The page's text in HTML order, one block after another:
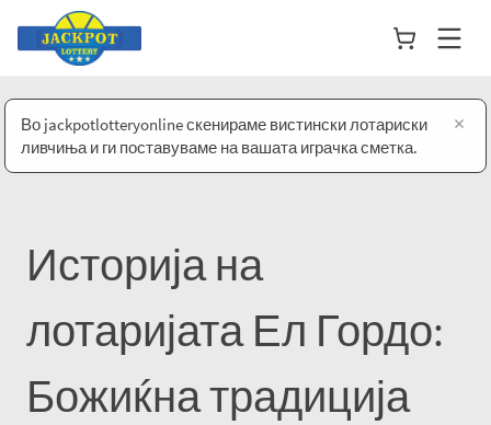
Во jackpotlotteryonline скенираме вистински лотариски
ливчиња и ги поставуваме на вашата играчка сметка.
×
Историја на
лотаријата Ел Гордо:
Божиќна традиција